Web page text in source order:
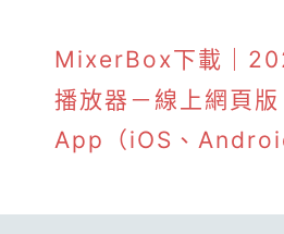
MixerBox下載｜
播放器－線上網頁版
App（iOS、